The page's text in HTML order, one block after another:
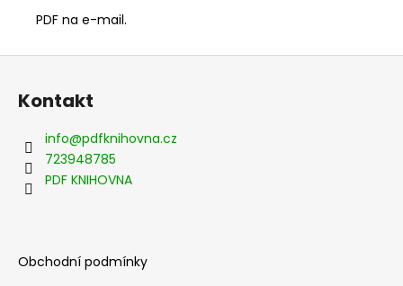
PDF na e-mail.
Z
Kontakt
info@pdfknihovna.cz
723948785
PDF KNIHOVNA
Obchodní podmínky